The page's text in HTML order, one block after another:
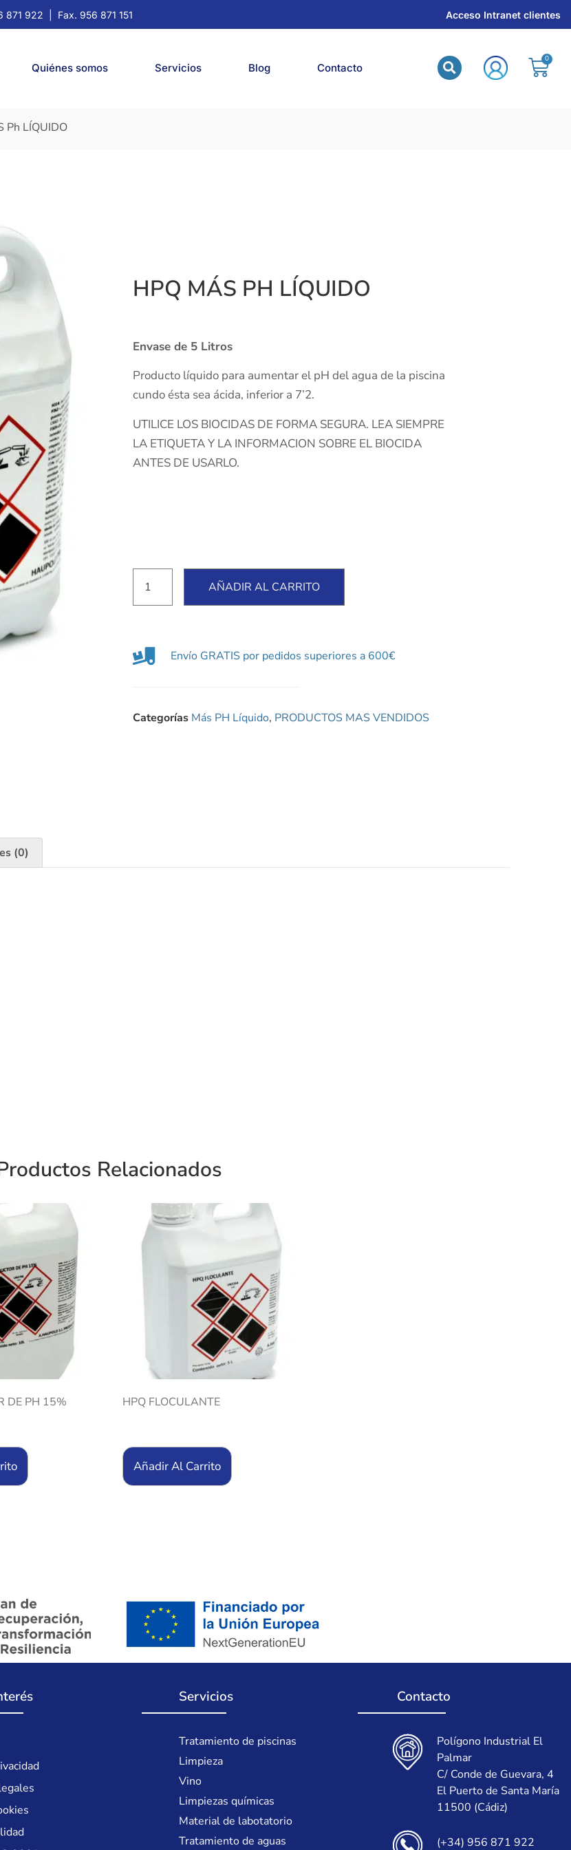
871 922 | Fax. 956 871 151 Acceso Intranet clientes
Quiénes somos Servicios Blog Contacto
Ph LÍQUIDO
HPQ MÁS PH LÍQUIDO
Envase de 5 Litros
Producto líquido para aumentar el pH del agua de la piscina
cundo ésta sea ácida, inferior a 7’2.
UTILICE LOS BIOCIDAS DE FORMA SEGURA. LEA SIEMPRE
LA ETIQUETA Y LA INFORMACION SOBRE EL BIOCIDA
ANTES DE USARLO.
AÑADIR AL CARRITO
Envío GRATIS por pedidos superiores a 600€
Categorías Más PH Líquido, PRODUCTOS MAS VENDIDOS
(0)
Relacionados
DE PH 15% HPQ FLOCULANTE
Añadir Al Carrito
Servicios
Tratamiento de piscinas
Limpieza
Vino
Limpiezas químicas
Material de labotatorio
Tratamiento de aguas
Contacto
Polígono Industrial El
Palmar
C/ Conde de Guevara, 4
El Puerto de Santa María
11500 (Cádiz)
(+34) 956 871 922